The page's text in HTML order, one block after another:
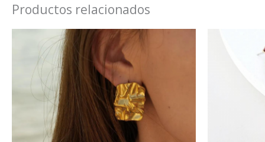
Productos relacionados